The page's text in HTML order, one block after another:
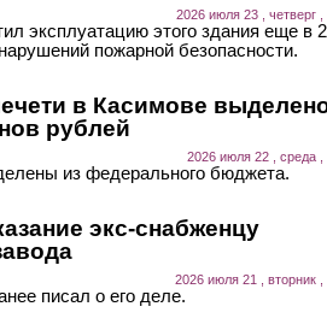
2026 июля 23 , четверг ,
эксплуатацию этого здания еще в
пожарной безопасности.
в Касимове
рублей
2026 июля 22 , среда ,
из федерального бюджета.
экс-снабженцу
2026 июля 21 , вторник ,
писал о его деле.